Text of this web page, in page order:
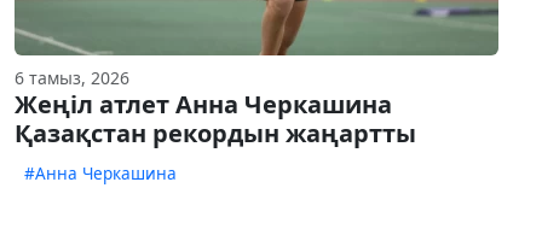
6 тамыз, 2026
Жеңіл атлет Анна Черкашина
Қазақстан рекордын жаңартты
#Анна Черкашина